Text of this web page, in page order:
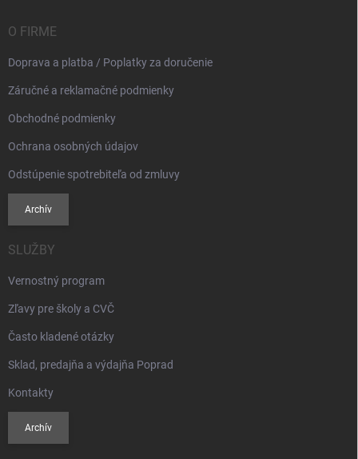
O FIRME
Doprava a platba / Poplatky za doručenie
Záručné a reklamačné podmienky
Obchodné podmienky
Ochrana osobných údajov
Odstúpenie spotrebiteľa od zmluvy
Archív
SLUŽBY
Vernostný program
Zľavy pre školy a CVČ
Často kladené otázky
Sklad, predajňa a výdajňa Poprad
Kontakty
Archív